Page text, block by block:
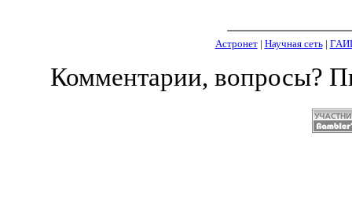
Астронет| Научная сеть|
Комментарии, вопросы?